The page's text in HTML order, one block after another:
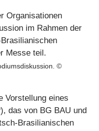
©
Vorstellung eines
das von BG BAU und
Brasilianischen